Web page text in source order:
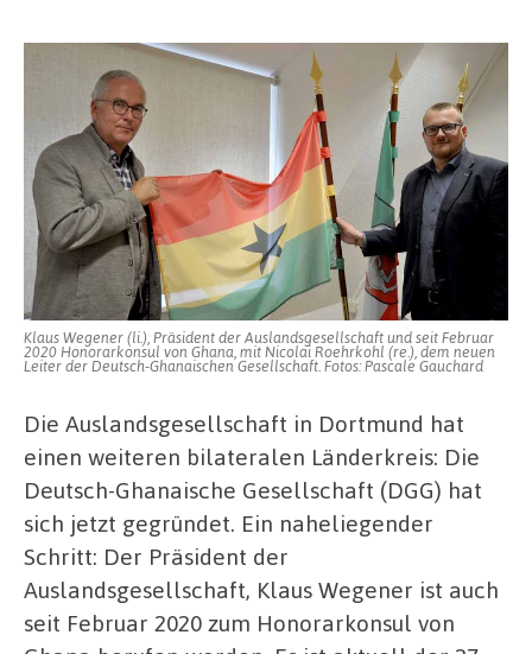
Dortmund:
Die
Auslandsgesellschaft
ruft
die
Deutsch-
Ghanaische
Gesellschaft
ins
Leben
Klaus Wegener (li.), Präsident der Auslandsgesellschaft und seit Februar
2020 Honorarkonsul von Ghana, mit Nicolai Roehrkohl (re.), dem neuen
Leiter der Deutsch-Ghanaischen Gesellschaft. Fotos: Pascale Gauchard
Die Auslandsgesellschaft in Dortmund hat
einen weiteren bilateralen Länderkreis: Die
Deutsch-Ghanaische Gesellschaft (DGG) hat
sich jetzt gegründet. Ein naheliegender
Schritt: Der Präsident der
Auslandsgesellschaft, Klaus Wegener ist auch
seit Februar 2020 zum Honorarkonsul von